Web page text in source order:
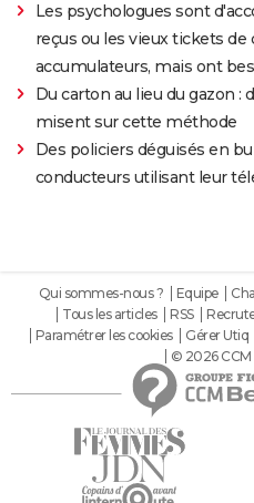
Les psychologues sont
reçus ou les vieux tickets de
accumulateurs, mais ont
Du carton au lieu du gazon :
misent sur cette méthode
Des policiers déguisés en
conducteurs utilisant leur
Qui sommes-nous ? Equipe
Tous les articles
RSS
Paramétrer les cookies
Gérer Utiq
© 2026